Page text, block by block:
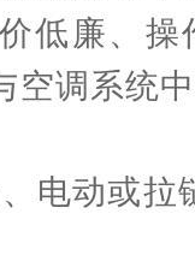
低廉、操
空调系统
动或拉